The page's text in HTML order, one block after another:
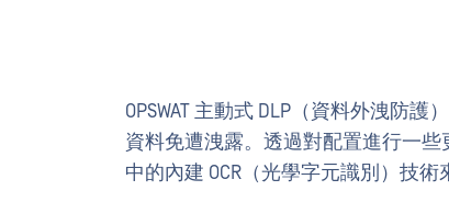
OPSWAT 主動式 DLP（資料外洩防
資料免遭洩露。透過對配置進行一些
中的內建 OCR（光學字元識別）技